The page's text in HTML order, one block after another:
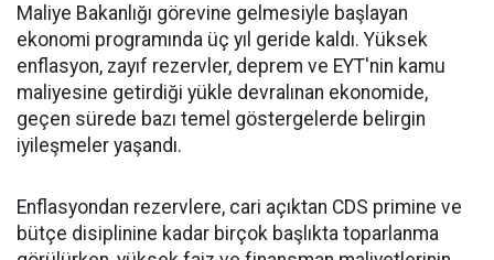
Maliye Bakanlığı görevine gelmesiyle başlayan
ekonomi programında üç yıl geride kaldı. Yüksek
enflasyon, zayıf rezervler, deprem ve EYT'nin kamu
maliyesine getirdiği yükle devralınan ekonomide,
geçen sürede bazı temel göstergelerde belirgin
iyileşmeler yaşandı.
Enflasyondan rezervlere, cari açıktan CDS primine ve
bütçe disiplinine kadar birçok başlıkta toparlanma